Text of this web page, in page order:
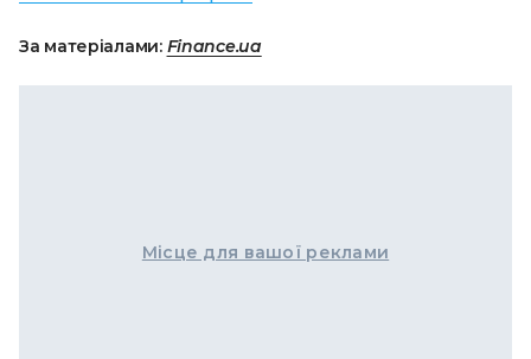
За матеріалами: Finance.ua
Місце для вашої реклами